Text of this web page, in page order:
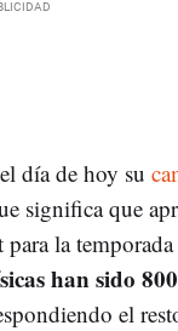
día de hoy su
significa que
la
han sido 800
el